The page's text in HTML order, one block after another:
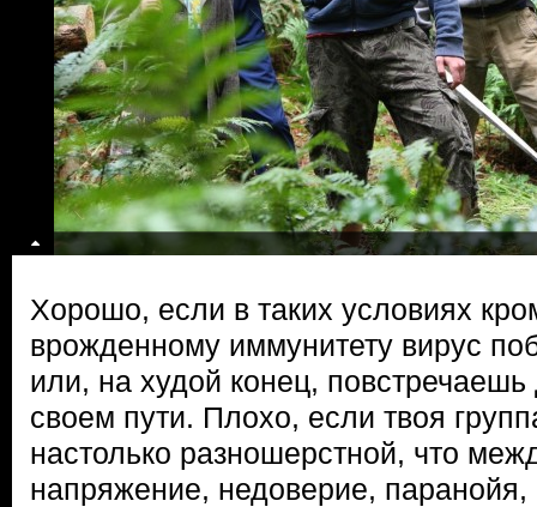
Хорошо, если в таких условиях
врожденному иммунитету вирус
или, на худой конец,
своем пути. Плохо, если твоя
настолько разношерстной, что
напряжение, недоверие, паранойя,